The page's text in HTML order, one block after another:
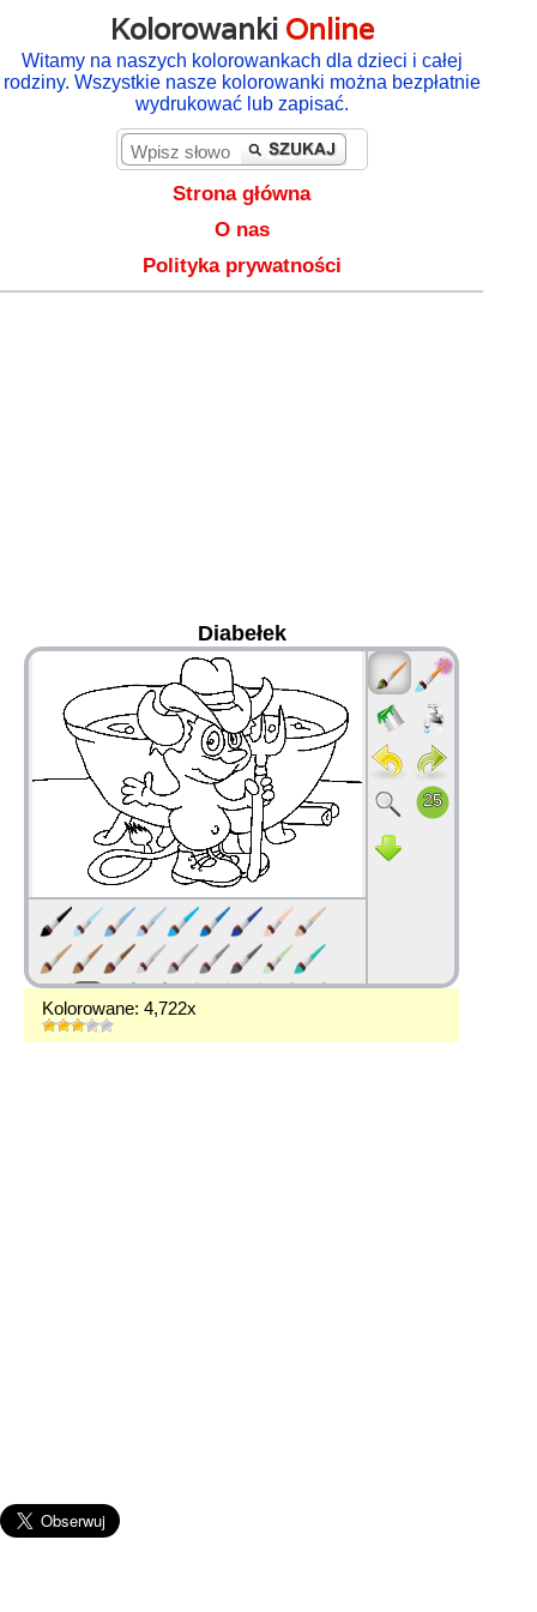
Kolorowanki Online
Witamy na naszych kolorowankach dla dzieci i całej
rodziny. Wszystkie nasze kolorowanki można bezpłatnie
wydrukować lub zapisać.
Strona główna
O nas
Polityka prywatności
Diabełek
Kolorowane: 4,722x